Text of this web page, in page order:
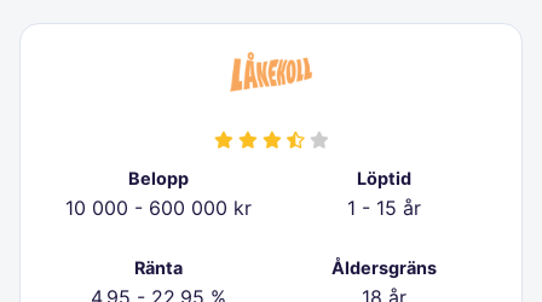
Belopp
10 000 - 600 000 kr
Löptid
1 - 15 år
Ränta
4,95 - 22,95 %
Åldersgräns
18 år